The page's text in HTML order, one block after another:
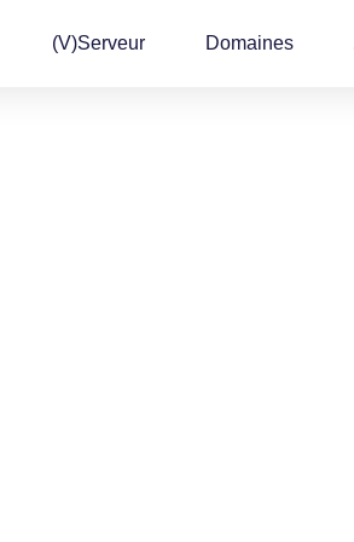
(v)Serveur Domaines